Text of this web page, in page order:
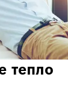
тепло